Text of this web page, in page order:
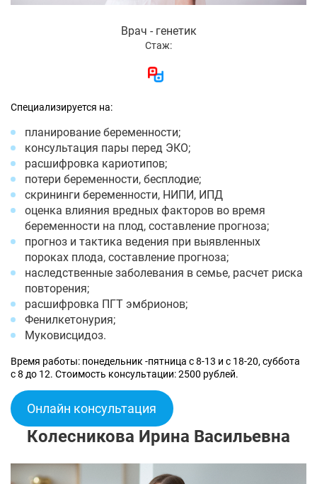
Врач - генетик
Стаж:
Специализируется на:
планирование беременности;
консультация пары перед ЭКО;
расшифровка кариотипов;
потери беременности, бесплодие;
скрининги беременности, НИПИ, ИПД
оценка влияния вредных факторов во время
беременности на плод, составление прогноза;
прогноз и тактика ведения при выявленных
пороках плода, составление прогноза;
наследственные заболевания в семье, расчет риска
повторения;
расшифровка ПГТ эмбрионов;
Фенилкетонурия;
Муковисцидоз.
Время работы: понедельник -пятница с 8-13 и с 18-20, суббота
с 8 до 12. Стоимость консультации: 2500 рублей.
Онлайн консультация
Колесникова Ирина Васильевна